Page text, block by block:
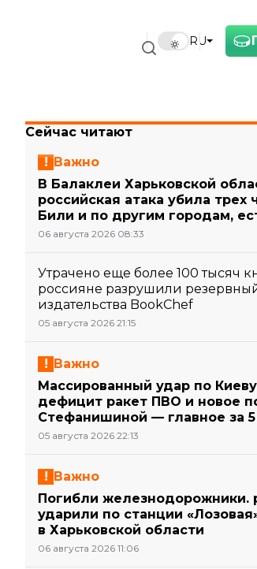
RU
Сейчас читают
Важно
В Балаклеи Харьковской
российская атака убила трех
Били и по другим городам,
06 августа 2026 08:33
Утрачено еще более 100 тысяч
россияне разрушили
издательства BookChef
05 августа 2026 21:15
Важно
Массированный удар по
дефицит ракет ПВО и новое
Стефанишиной — главное за 5
05 августа 2026 22:13
Важно
Погибли железнодорожники.
ударили по станции
в Харьковской области
06 августа 2026 11:06